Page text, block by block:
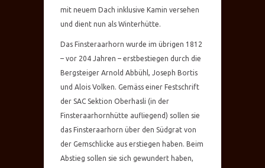
mit neuem Dach inklusive Kamin versehen
und dient nun als Winterhütte.
Das Finsteraarhorn wurde im übrigen 1812
– vor 204 Jahren – erstbestiegen durch die
Bergsteiger Arnold Abbühl, Joseph Bortis
und Alois Volken. Gemäss einer Festschrift
der SAC Sektion Oberhasli (in der
Finsteraarhornhütte aufliegend) sollen sie
das Finsteraarhorn über den Südgrat von
der Gemschlicke aus erstiegen haben. Beim
Abstieg sollen sie sich gewundert haben,